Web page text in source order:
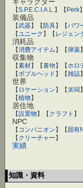
【S.P.E.C.I.A.L. 】【Perk
装備品
【武器】【防具】【パワ
【 ユニーク 】【レジェン
消耗品
【消費アイテム】【弾薬】
収集物
【素材】【書物】【ホロ
【ボブルヘッド】【雑誌】
世界
【 ロケーション】【派閥】
【植物】
居住地
【設置物】【クラフト 】
NPC
【 コンパニオン】【固有
【クリーチャー】
実績
知識・資料